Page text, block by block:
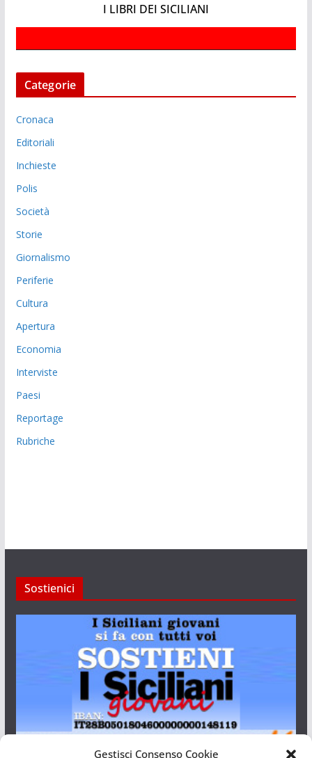
Gestisci Consenso Cookie
I LIBRI DEI SICILIANI
Categorie
Cronaca
Editoriali
Inchieste
Polis
Società
Storie
Giornalismo
Periferie
Cultura
Apertura
Economia
Interviste
Paesi
Reportage
Rubriche
Sostienici